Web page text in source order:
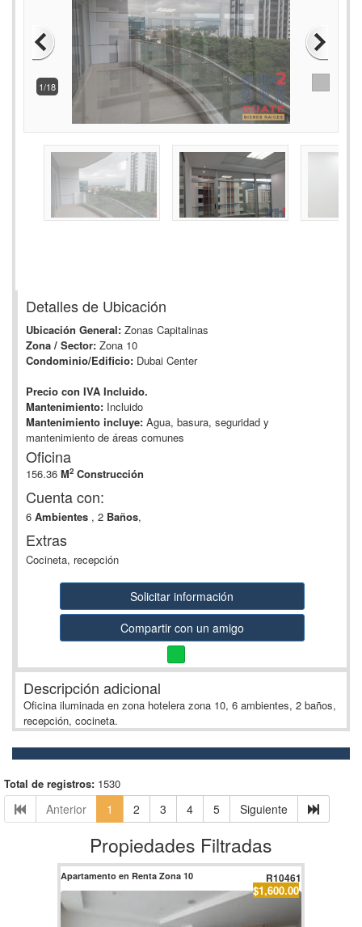
2/18
Detalles de Ubicación
Ubicación General: Zonas Capitalinas
Zona / Sector: Zona 10
Condominio/Edificio: Dubai Center
Precio con IVA Incluido.
Mantenimiento: Incluido
Mantenimiento incluye: Agua, basura, seguridad y
mantenimiento de áreas comunes
Oficina
156.36 M2 Construcción
Cuenta con:
6 Ambientes , 2 Baños,
Extras
Cocineta, recepción
Solicitar información
Compartir con un amigo
Descripción adicional
Oficina iluminada en zona hotelera zona 10, 6 ambientes, 2 baños,
recepción, cocineta.
Total de registros: 1530
Anterior 1 2 3 4 5 Siguiente
Propiedades Filtradas
Apartamento en Renta Zona 10 R10461
$1,600.00